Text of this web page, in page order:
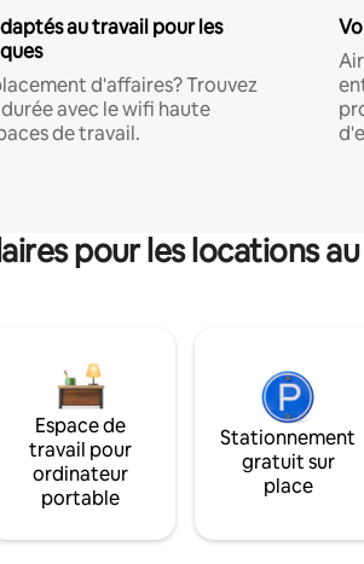
au travail pour les
d'affaires? Trouvez
avec le wifi haute
de travail.
pour les locations
Espace de
travail pour
ordinateur
portable
Stationnement
gratuit sur
place